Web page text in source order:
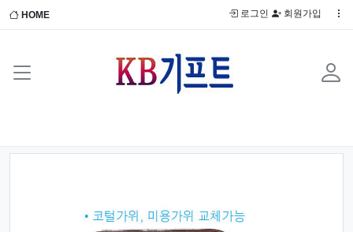
HOME 로그인 회원가입